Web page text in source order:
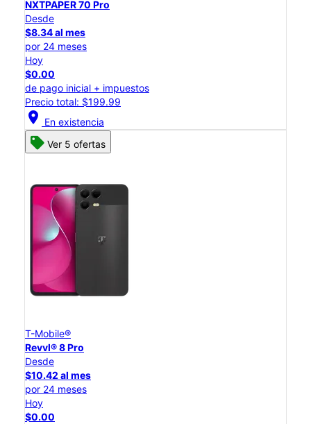
NXTPAPER 70 Pro
Desde
$8.34 al mes
por 24 meses
Hoy
$0.00
de pago inicial + impuestos
Precio total: $199.99
location_on En existencia
Ver 5 ofertas
T-Mobile®
Revvl® 8 Pro
Desde
$10.42 al mes
por 24 meses
Hoy
$0.00